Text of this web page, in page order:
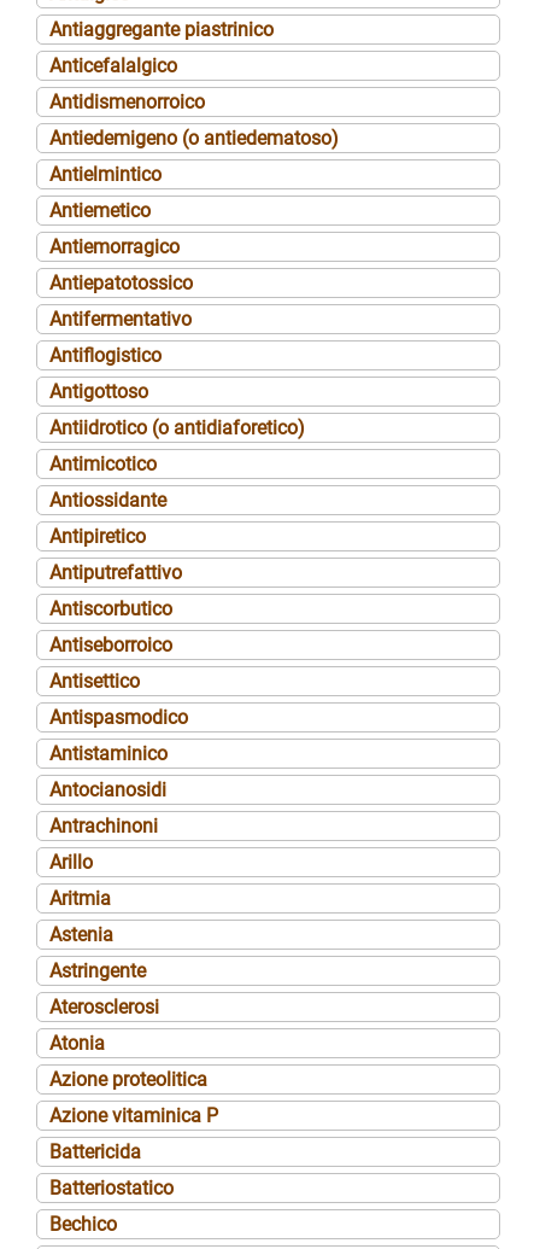
Antiaggregante piastrinico
Anticefalalgico
Antidismenorroico
Antiedemigeno (o antiedematoso)
Antielmintico
Antiemetico
Antiemorragico
Antiepatotossico
Antifermentativo
Antiflogistico
Antigottoso
Antiidrotico (o antidiaforetico)
Antimicotico
Antiossidante
Antipiretico
Antiputrefattivo
Antiscorbutico
Antiseborroico
Antisettico
Antispasmodico
Antistaminico
Antocianosidi
Antrachinoni
Arillo
Aritmia
Astenia
Astringente
Aterosclerosi
Atonia
Azione proteolitica
Azione vitaminica P
Battericida
Batteriostatico
Bechico